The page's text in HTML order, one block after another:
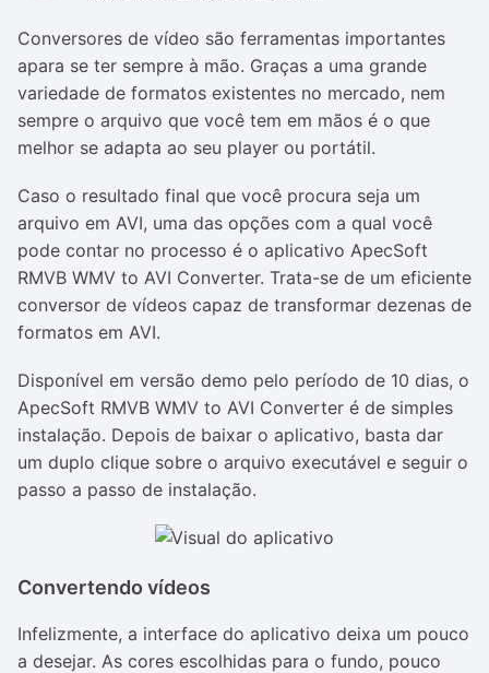
Conversores de vídeo são ferramentas importantes
apara se ter sempre à mão. Graças a uma grande
variedade de formatos existentes no mercado, nem
sempre o arquivo que você tem em mãos é o que
melhor se adapta ao seu player ou portátil.
Caso o resultado final que você procura seja um
arquivo em AVI, uma das opções com a qual você
pode contar no processo é o aplicativo ApecSoft
RMVB WMV to AVI Converter. Trata-se de um eficiente
conversor de vídeos capaz de transformar dezenas de
formatos em AVI.
Disponível em versão demo pelo período de 10 dias, o
ApecSoft RMVB WMV to AVI Converter é de simples
instalação. Depois de baixar o aplicativo, basta dar
um duplo clique sobre o arquivo executável e seguir o
passo a passo de instalação.
Convertendo vídeos
Infelizmente, a interface do aplicativo deixa um pouco
a desejar. As cores escolhidas para o fundo, pouco